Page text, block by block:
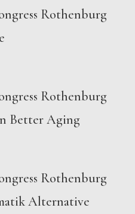
Rothenburg
Rothenburg
Better Aging
Rothenburg
Alternative